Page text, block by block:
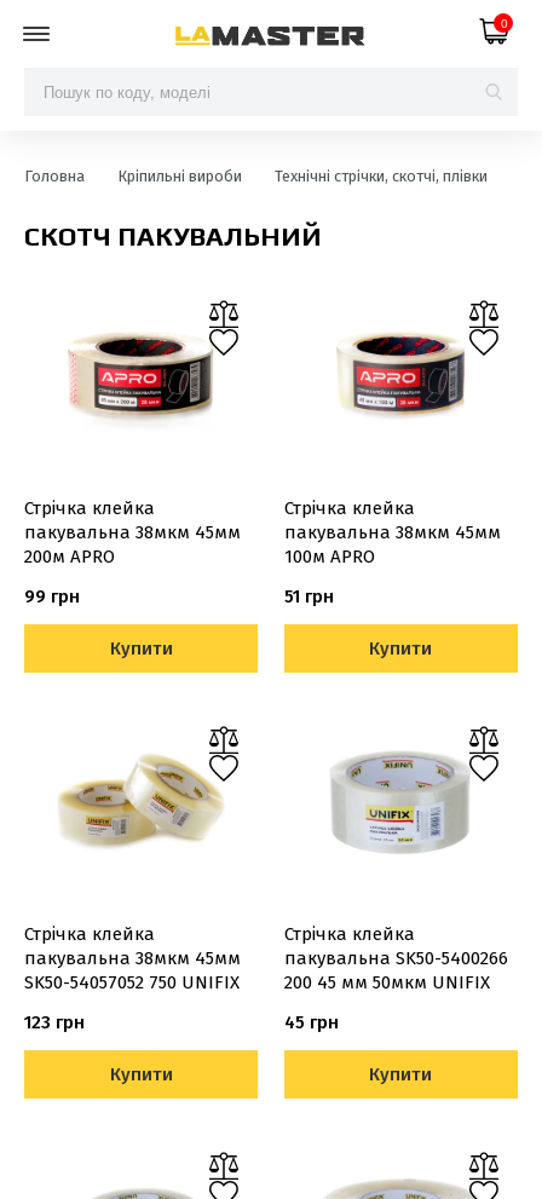
0
Головна Кріпильні вироби Технічні стрічки, скотчі, плівки
СКОТЧ ПАКУВАЛЬНИЙ
Стрічка клейка
пакувальна 38мкм 45мм
200м APRO
99 грн
Купити
Стрічка клейка
пакувальна 38мкм 45мм
100м APRO
51 грн
Купити
Стрічка клейка
пакувальна 38мкм 45мм
SK50-54057052 750 UNIFIX
123 грн
Купити
Стрічка клейка
пакувальна SK50-5400266
200 45 мм 50мкм UNIFIX
45 грн
Купити